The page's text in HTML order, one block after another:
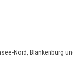
Nord, Blankenburg